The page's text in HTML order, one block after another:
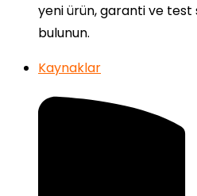
yeni ürün, garanti ve test
bulunun.
Kaynaklar